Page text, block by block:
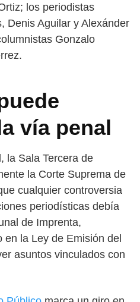
los periodistas
Denis Aguilar y Alexánder
Gonzalo
vía penal
la Sala Tercera de
la Corte Suprema de
cualquier controversia
periodísticas debía
de Imprenta,
en la Ley de Emisión del
asuntos vinculados con